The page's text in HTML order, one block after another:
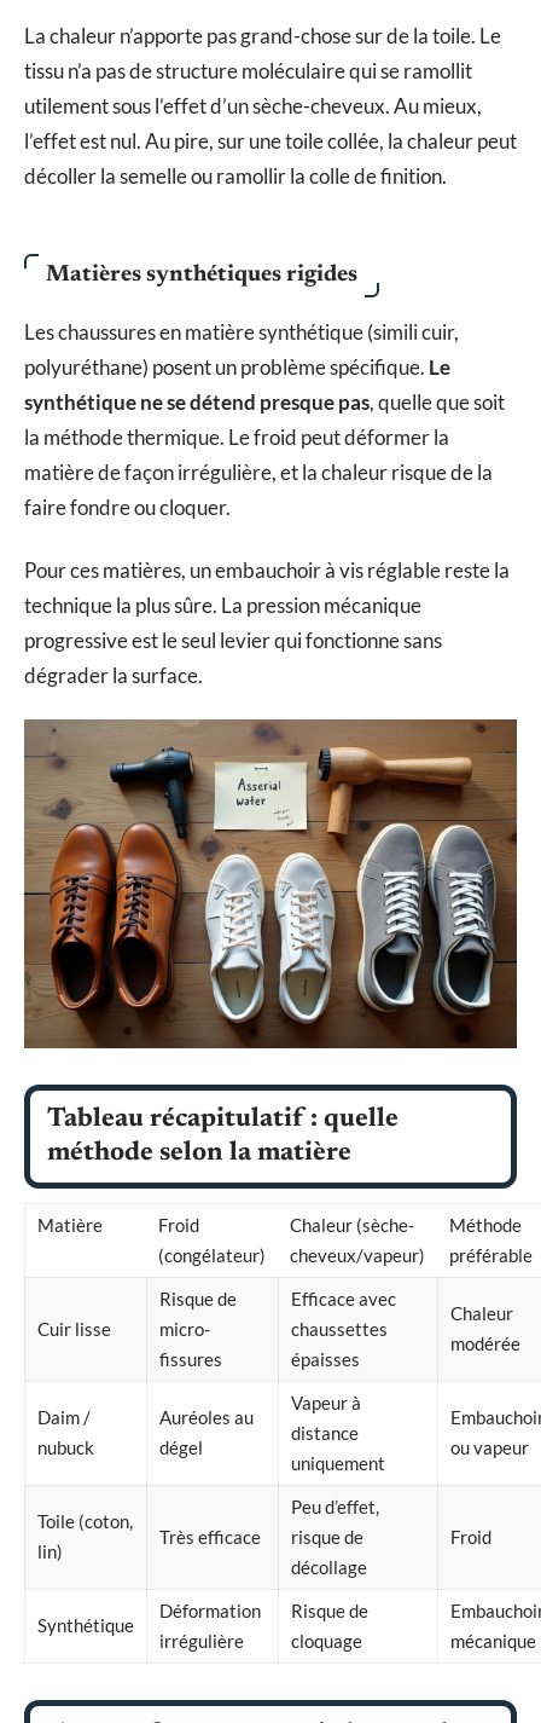
La chaleur n’apporte pas grand-chose sur de la toile. Le
tissu n’a pas de structure moléculaire qui se ramollit
utilement sous l’effet d’un sèche-cheveux. Au mieux,
l’effet est nul. Au pire, sur une toile collée, la chaleur peut
décoller la semelle ou ramollir la colle de finition.
Matières synthétiques rigides
Les chaussures en matière synthétique (simili cuir,
polyuréthane) posent un problème spécifique. Le
synthétique ne se détend presque pas, quelle que soit
la méthode thermique. Le froid peut déformer la
matière de façon irrégulière, et la chaleur risque de la
faire fondre ou cloquer.
Pour ces matières, un embauchoir à vis réglable reste la
technique la plus sûre. La pression mécanique
progressive est le seul levier qui fonctionne sans
dégrader la surface.
Tableau récapitulatif : quelle
méthode selon la matière
Matière
Froid
(congélateur)
Chaleur (sèche-
cheveux/vapeur)
Méthode
préférable
Cuir lisse
Risque de
micro-
fissures
Efficace avec
chaussettes
épaisses
Chaleur
modérée
Daim /
nubuck
Auréoles au
dégel
Vapeur à
distance
uniquement
ou vapeur
Toile (coton,
lin)
Très efficace
Peu d’effet,
risque de
décollage
Froid
Synthétique
Déformation
irrégulière
Risque de
cloquage
mécanique